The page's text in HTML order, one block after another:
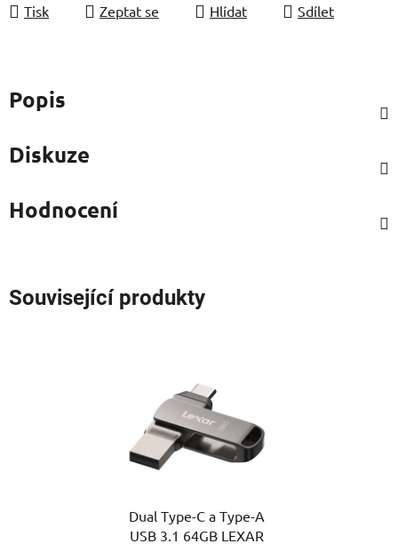
Tisk Zeptat se Hlídat Sdílet
Popis
Diskuze
Hodnocení
Související produkty
Dual Type-C a Type-A
USB 3.1 64GB LEXAR